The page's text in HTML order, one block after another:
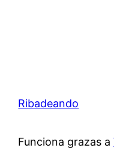
Ribadeando
Funciona grazas a